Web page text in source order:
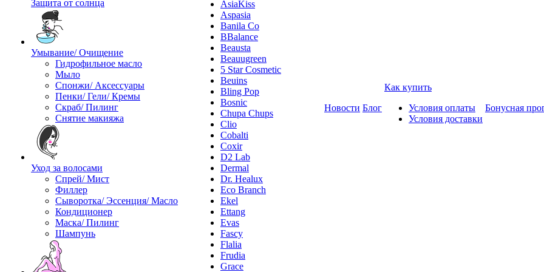
Защита от солнца
Умывание/ Очищение
Гидрофильное масло
Мыло
Спонжи/ Аксессуары
Пенки/ Гели/ Кремы
Скраб/ Пилинг
Снятие макияжа
Уход за волосами
Спрей/ Мист
Филлер
Сыворотка/ Эссенция/ Масло
Кондиционер
Маска/ Пилинг
Шампунь
AsiaKiss
Aspasia
Banila Co
BBalance
Beausta
Beauugreen
5 Star Cosmetic
Beuins
Bling Pop
Bosnic
Chupa Chups
Clio
Cobalti
Coxir
D2 Lab
Dermal
Dr. Healux
Eco Branch
Ekel
Ettang
Evas
Fascy
Flalia
Frudia
Grace
Новости Блог
Как купить
Условия оплаты
Условия доставки
Бонусная